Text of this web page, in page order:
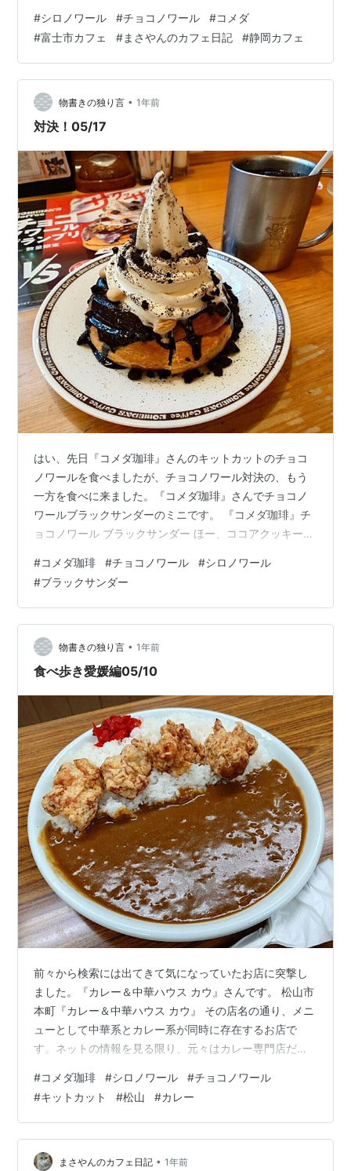
👇 cafe.masayan312.com 今回は、コメダ珈琲店 富士中
央店へ訪れました。 チョコノワールグランプリ開催中で
す。 【頼んだメニュー】 【おわりに】 【基本情報】
【頼んだメニュー】 今回も妻と一緒に来店し、それぞれ
違うデザートを注文。私は「ブラックサンダー」、妻
は…
#シロノワール #チョコノワール #コメダ
#富士市カフェ #まさやんのカフェ日記 #静岡カフェ
物書きの独り言 • 1年前
対決！05/17
はい、先日『コメダ珈琲』さんのキットカットのチョコ
ノワールを食べましたが、チョコノワール対決の、もう
一方を食べに来ました。『コメダ珈琲』さんでチョコノ
ワールブラックサンダーのミニです。 『コメダ珈琲』チ
ョコノワール ブラックサンダー ほー、ココアクッキーが
ますね。でも、クランキーなのでジャンキーな味に感じ
ますね。コラボ元の再現度は、ブラックサンダーの方が
上な気が。総合的スイーツ感ではキットカットの方が上
回ってますかねぇ。ブラックサンダーのココアって、か
なりビターなんですよね。ブラックサンダーのザクザク
食感自体はありだけどキットカットもサクサク感…
#コメダ珈琲 #チョコノワール #シロノワール
#ブラックサンダー
物書きの独り言 • 1年前
食べ歩き愛媛編05/10
前々から検索には出てきて気になっていたお店に突撃し
ました。『カレー＆中華ハウス カウ』さんです。 松山市
本町『カレー＆中華ハウス カウ』 その店名の通り、メニ
ューとして中華系とカレー系が同時に存在するお店で
す。ネットの情報を見る限り、元々はカレー専門店だっ
せてくれ、と言われ出したら評判が良かったのでメニュ
ー化したとか、なんとか。まぁ、経緯はともかく味が肝
心、早速実食いたしましょう鳥の唐揚げカレーです。 松
山市本町『カレー＆中華ハウス カウ』鳥の唐揚げカレー
う～ん、カレーは家カレーというか、キャンプで作った
#コメダ珈琲 #シロノワール #チョコノワール
#キットカット #松山 #カレー
まさやんのカフェ日記 • 1年前